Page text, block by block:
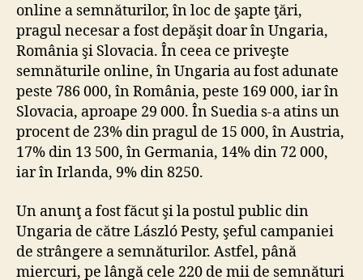
online a semnăturilor, în loc de şapte ţări,
pragul necesar a fost depăşit doar în Ungaria,
România şi Slovacia. În ceea ce priveşte
semnăturile online, în Ungaria au fost adunate
peste 786 000, în România, peste 169 000, iar în
Slovacia, aproape 29 000. În Suedia s-a atins un
procent de 23% din pragul de 15 000, în Austria,
17% din 13 500, în Germania, 14% din 72 000,
iar în Irlanda, 9% din 8250.
Un anunţ a fost făcut şi la postul public din
Ungaria de către László Pesty, şeful campaniei
de strângere a semnăturilor. Astfel, până
miercuri, pe lângă cele 220 de mii de semnături